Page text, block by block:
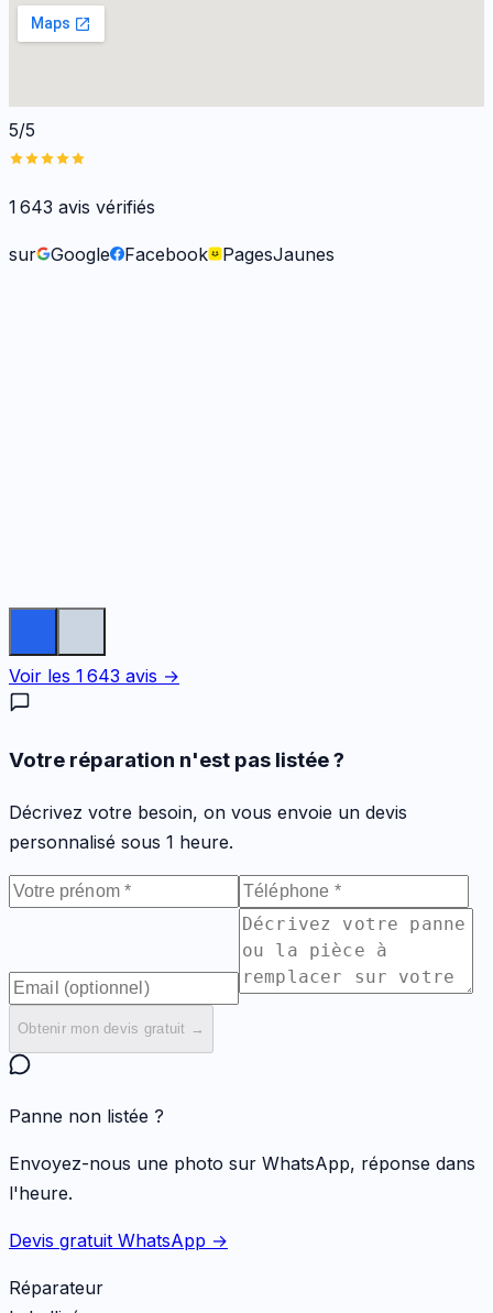
5/5
1 643 avis vérifiés
sur Google Facebook PagesJaunes
Voir les 1 643 avis →
Votre réparation n'est pas listée ?
Décrivez votre besoin, on vous envoie un devis
personnalisé sous 1 heure.
Obtenir mon devis gratuit →
Panne non listée ?
Envoyez-nous une photo sur WhatsApp, réponse dans
l'heure.
Devis gratuit WhatsApp →
Réparateur